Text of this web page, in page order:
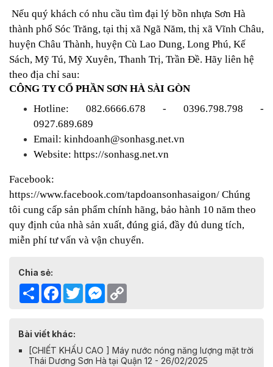
Nếu quý khách có nhu cầu tìm đại lý bồn nhựa Sơn Hà
thành phố Sóc Trăng, tại thị xã Ngã Năm, thị xã Vĩnh Châu,
huyện Châu Thành, huyện Cù Lao Dung, Long Phú, Kế
Sách, Mỹ Tú, Mỹ Xuyên, Thanh Trị, Trần Đề. Hãy liên hệ
theo địa chỉ sau:
CÔNG TY CỔ PHẦN SƠN HÀ SÀI GÒN
Hotline: 082.6666.678 - 0396.798.798 -
0927.689.689
Email: kinhdoanh@sonhasg.net.vn
Website: https://sonhasg.net.vn
Facebook:
https://www.facebook.com/tapdoansonhasaigon/ Chúng
tôi cung cấp sản phẩm chính hãng, bảo hành 10 năm theo
quy định của nhà sản xuất, đúng giá, đầy đủ dung tích,
miễn phí tư vấn và vận chuyển.
Chia sẻ:
Share Facebook
TwitterMessenger
Bài viết khác:
[CHIẾT KHẤU CAO ] Máy nước nóng năng lượng mặt trời
Thái Dương Sơn Hà tại Quận 12 - 26/02/2025